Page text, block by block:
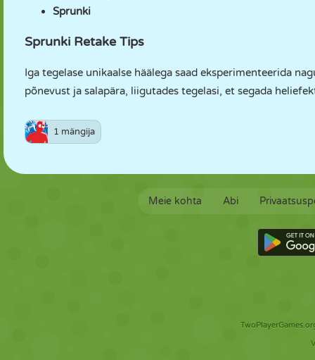
Sprunki
Sprunki Retake Tips
Iga tegelase unikaalse häälega saad eksperimenteerida
põnevust ja salapära, liigutades tegelasi, et segada
1 mängija
Meie kohta Abi